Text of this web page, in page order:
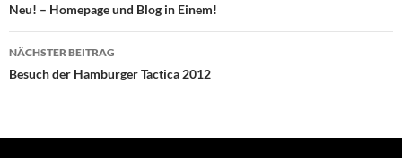
Neu! – Homepage und Blog in Einem!
NÄCHSTER BEITRAG
Besuch der Hamburger Tactica 2012